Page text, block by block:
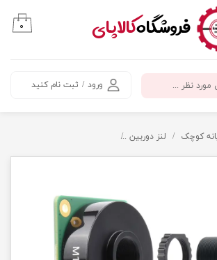
​فروشگاهکالاپای
ورود / ثبت نام کنید
۰
کوچک لنز دوربین